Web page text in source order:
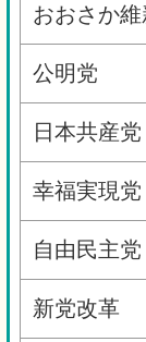
おおさか
公明党
日本共産党
幸福実現党
自由民主党
新党改革